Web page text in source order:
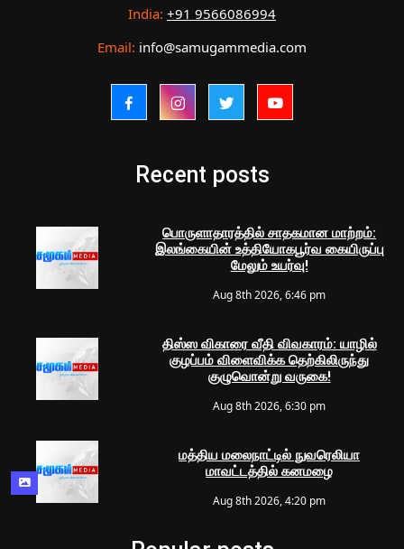
India: +91 9566086994
Email: info@samugammedia.com
Recent posts
பொருளாதாரத்தில் சாதகமான மாற்றம்:
இலங்கையின் உத்தியோகபூர்வ கையிருப்பு
மேலும் உயர்வு!
Aug 8th 2026, 6:46 pm
திஸ்ஸ விகாரை வீதி விவகாரம்: யாழில்
குழப்பம் விளைவிக்க தெற்கிலிருந்து
குழுவொன்று வருகை!
Aug 8th 2026, 6:30 pm
மத்திய மலைநாட்டில் நுவரெலியா
மாவட்டத்தில் கனமழை
Aug 8th 2026, 4:20 pm